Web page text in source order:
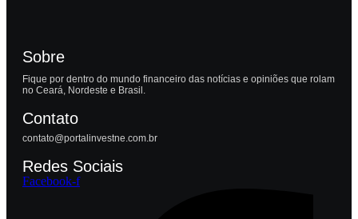
Sobre
Fique por dentro do mundo financeiro das notícias e opiniões que rolam
no Ceará, Nordeste e Brasil.
Contato
contato@portalinvestne.com.br
Redes Sociais
Facebook-f